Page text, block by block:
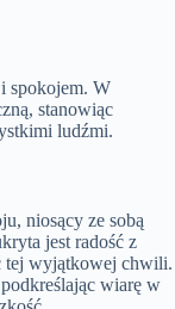
spokojem. W
stanowiąc
ludźmi.
niosący ze sobą
jest radość z
tej wyjątkowej chwili.
wiarę w